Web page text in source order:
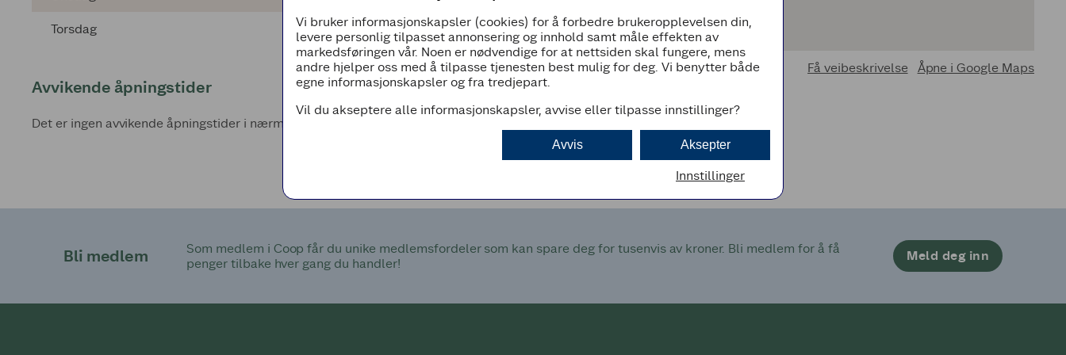
Torsdag 08:00 - 21:00
Avvikende åpningstider
Det er ingen avvikende åpningstider i nærmeste fremtid
Få veibeskrivelse Åpne i Google Maps
Bli medlem
Som medlem i Coop får du unike medlemsfordeler som kan spare deg for tusenvis av kroner. Bli medlem for å få
penger tilbake hver gang du handler!
Meld deg inn
Vi bruker informasjonskapsler (cookies) for å forbedre brukeropplevelsen din,
levere personlig tilpasset annonsering og innhold samt måle effekten av
markedsføringen vår. Noen er nødvendige for at nettsiden skal fungere, mens
andre hjelper oss med å tilpasse tjenesten best mulig for deg. Vi benytter både
egne informasjonskapsler og fra tredjepart.
Vil du akseptere alle informasjonskapsler, avvise eller tilpasse innstillinger?
Aksepter
Avvis
Innstillinger